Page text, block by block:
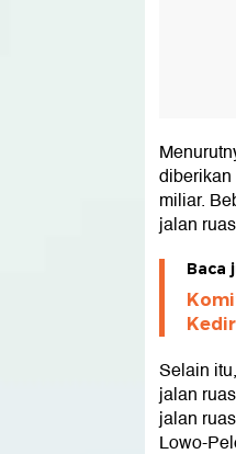
miliar.
jalan
Baca
Selain
jalan
jalan
Lowo-